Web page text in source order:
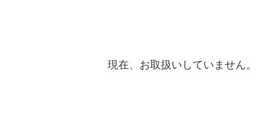
現在、お取扱いしていません。